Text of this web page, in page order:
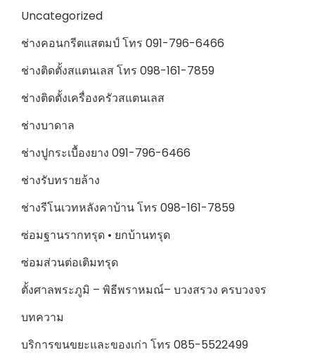
Uncategorized
ช่างคอนกรีตแสตมป์ โทร 091-796-6466
ช่างติดตั้งสแตนเลส โทร 098-161-7859
ช่างติดตั้งเครื่องครัวสแตนเลส
ช่างบาดาล
ช่างปูกระเบื้องยาง 091-796-6466
ช่างรับทรายล้าง
ช่างรีโนเวทหลังคาบ้าน โทร 098-161-7859
ซ่อมฐานรากทรุด • ยกบ้านทรุด
ซ่อมส่วนต่อเติมทรุด
ตั้งศาลพระภูมิ – พิธีพราหมณ์– บวงสรวง ครบวงจร
บทความ
บริการขนขยะและของเก่า โทร 085-5522499